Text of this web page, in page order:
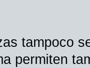
tampoco
permiten